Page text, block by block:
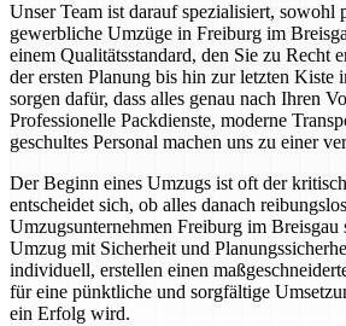
Unser Team ist darauf spezialisiert, sowohl
gewerbliche Umzüge in Freiburg im
einem Qualitätsstandard, den Sie zu Recht
der ersten Planung bis hin zur letzten Kiste
sorgen dafür, dass alles genau nach Ihren
Professionelle Packdienste, moderne
geschultes Personal machen uns zu einer
Der Beginn eines Umzugs ist oft der
entscheidet sich, ob alles danach
Umzugsunternehmen Freiburg im Breisgau
Umzug mit Sicherheit und
individuell, erstellen einen
für eine pünktliche und sorgfältige
ein Erfolg wird.